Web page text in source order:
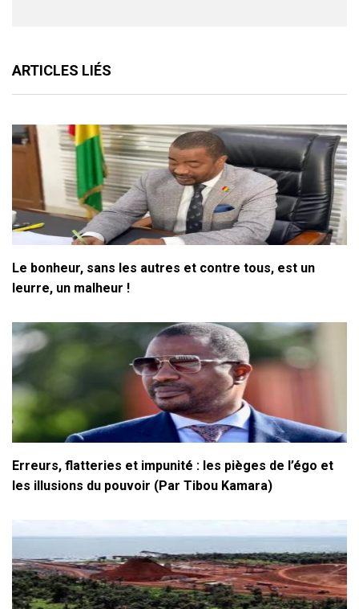
ARTICLES LIÉS
Le bonheur, sans les autres et contre tous, est un
leurre, un malheur !
Erreurs, flatteries et impunité : les pièges de l’égo et
les illusions du pouvoir (Par Tibou Kamara)